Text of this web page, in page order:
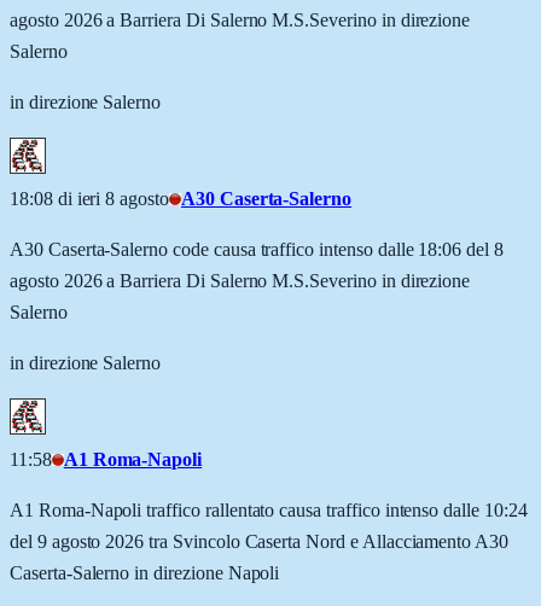
agosto 2026 a Barriera Di Salerno M.S.Severino in direzione
Salerno
in direzione Salerno
18:08 di ieri 8 agosto A30 Caserta-Salerno
A30 Caserta-Salerno code causa traffico intenso dalle 18:06 del 8
agosto 2026 a Barriera Di Salerno M.S.Severino in direzione
Salerno
in direzione Salerno
11:58 A1 Roma-Napoli
A1 Roma-Napoli traffico rallentato causa traffico intenso dalle 10:24
del 9 agosto 2026 tra Svincolo Caserta Nord e Allacciamento A30
Caserta-Salerno in direzione Napoli